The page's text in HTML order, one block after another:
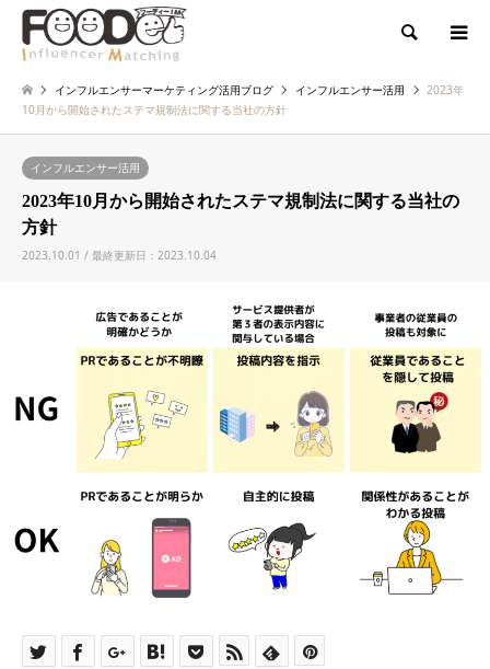
検索
インフルエンサーマーケティング活用ブログ インフルエンサー活用
2023年
10月から開始されたステマ規制法に関する当社の方針
インフルエンサー活用
2023年10月から開始されたステマ規制法に関する当社の
方針
2023.10.01 / 最終更新日：2023.10.04